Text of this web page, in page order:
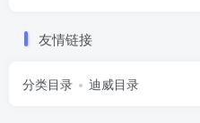
友情链接
分类目录 迪威目录